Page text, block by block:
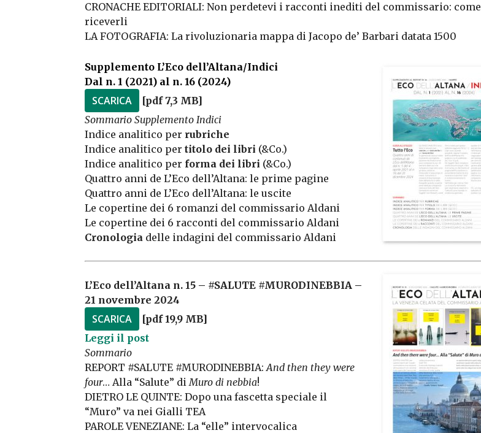
CRONACHE EDITORIALI: Non perdetevi i racconti inediti del commissario: come
riceverli
LA FOTOGRAFIA: La rivoluzionaria mappa di Jacopo de’ Barbari datata 1500
Supplemento L’Eco dell’Altana/Indici
Dal n. 1 (2021) al n. 16 (2024)
SCARICA
[pdf 7,3 MB]
Sommario Supplemento Indici
Indice analitico per rubriche
Indice analitico per titolo dei libri (&Co.)
Indice analitico per forma dei libri (&Co.)
Quattro anni de L’Eco dell’Altana: le prime pagine
Quattro anni de L’Eco dell’Altana: le uscite
Le copertine dei 6 romanzi del commissario Aldani
Le copertine dei 6 racconti del commissario Aldani
Cronologia delle indagini del commissario Aldani
L’Eco dell’Altana n. 15 – #SALUTE #MURODINEBBIA –
21 novembre 2024
SCARICA
[pdf 19,9 MB]
Leggi il post
Sommario
REPORT #SALUTE #MURODINEBBIA:And then they were
four… Alla “Salute” diMuro di nebbia!
DIETRO LE QUINTE: Dopo una fascetta speciale il
“Muro” va nei Gialli TEA
PAROLE VENEZIANE: La “elle” intervocalica